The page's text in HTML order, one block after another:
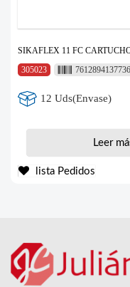
SIKAFLEX 11 FC
305023
7612894137736
12 Uds(Envase)
Leer
lista Pedidos